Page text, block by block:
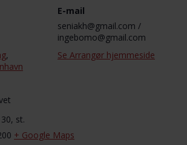
,
st.
+ Google Maps
E-mail
seniakh@gmail.com /
ingebomo@gmail.com
Se Arrangør hjemmeside